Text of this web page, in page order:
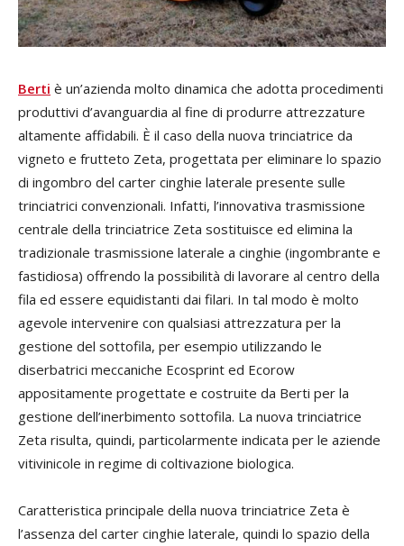
Berti è un’azienda molto dinamica che adotta procedimenti
produttivi d’avanguardia al fine di produrre attrezzature
altamente affidabili. È il caso della nuova trinciatrice da
vigneto e frutteto Zeta, progettata per eliminare lo spazio
di ingombro del carter cinghie laterale presente sulle
trinciatrici convenzionali. Infatti, l’innovativa trasmissione
centrale della trinciatrice Zeta sostituisce ed elimina la
tradizionale trasmissione laterale a cinghie (ingombrante e
fastidiosa) offrendo la possibilità di lavorare al centro della
fila ed essere equidistanti dai filari. In tal modo è molto
agevole intervenire con qualsiasi attrezzatura per la
gestione del sottofila, per esempio utilizzando le
diserbatrici meccaniche Ecosprint ed Ecorow
appositamente progettate e costruite da Berti per la
gestione dell’inerbimento sottofila. La nuova trinciatrice
Zeta risulta, quindi, particolarmente indicata per le aziende
vitivinicole in regime di coltivazione biologica.
Caratteristica principale della nuova trinciatrice Zeta è
l’assenza del carter cinghie laterale, quindi lo spazio della